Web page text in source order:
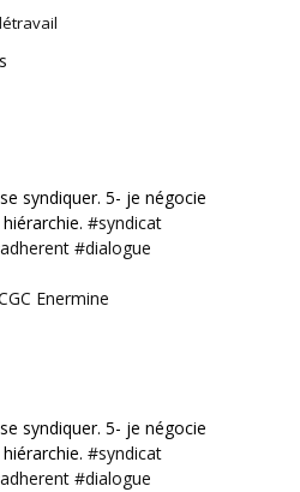
syndiquer. 5- je négocie
#syndicat
#dialogue
Enermine
syndiquer. 5- je négocie
#syndicat
#dialogue